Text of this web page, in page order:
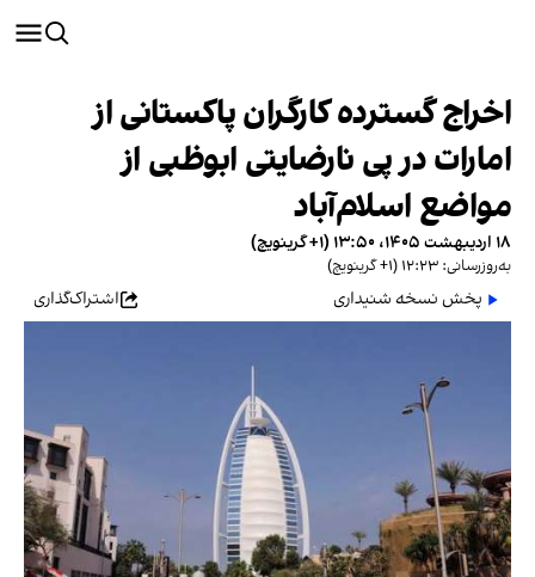
اخراج گسترده کارگران پاکستانی‌ از
امارات در پی نارضایتی ابوظبی از
مواضع اسلام‌آباد
۱۸ اردیبهشت ۱۴۰۵، ۱۳:۵۰ (‎+۱ گرینویچ)
به‌روزرسانی: ۱۲:۲۳ (‎+۱ گرینویچ)
پخش نسخه شنیداری اشتراک‌گذاری